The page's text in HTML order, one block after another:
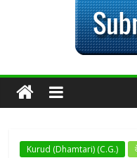
Kurud (Dhamtari) (C.G.)